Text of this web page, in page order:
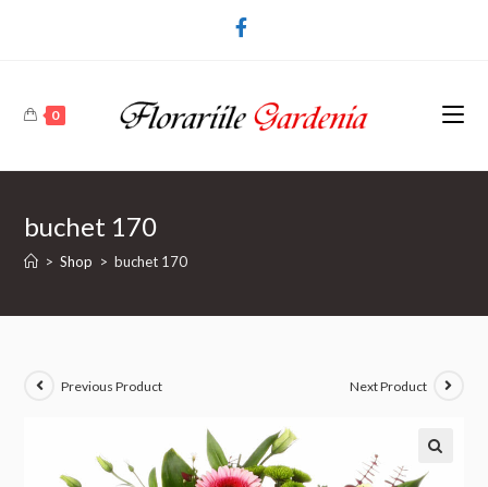
0
buchet 170
> Shop > buchet 170
Previous Product Next Product
🔍